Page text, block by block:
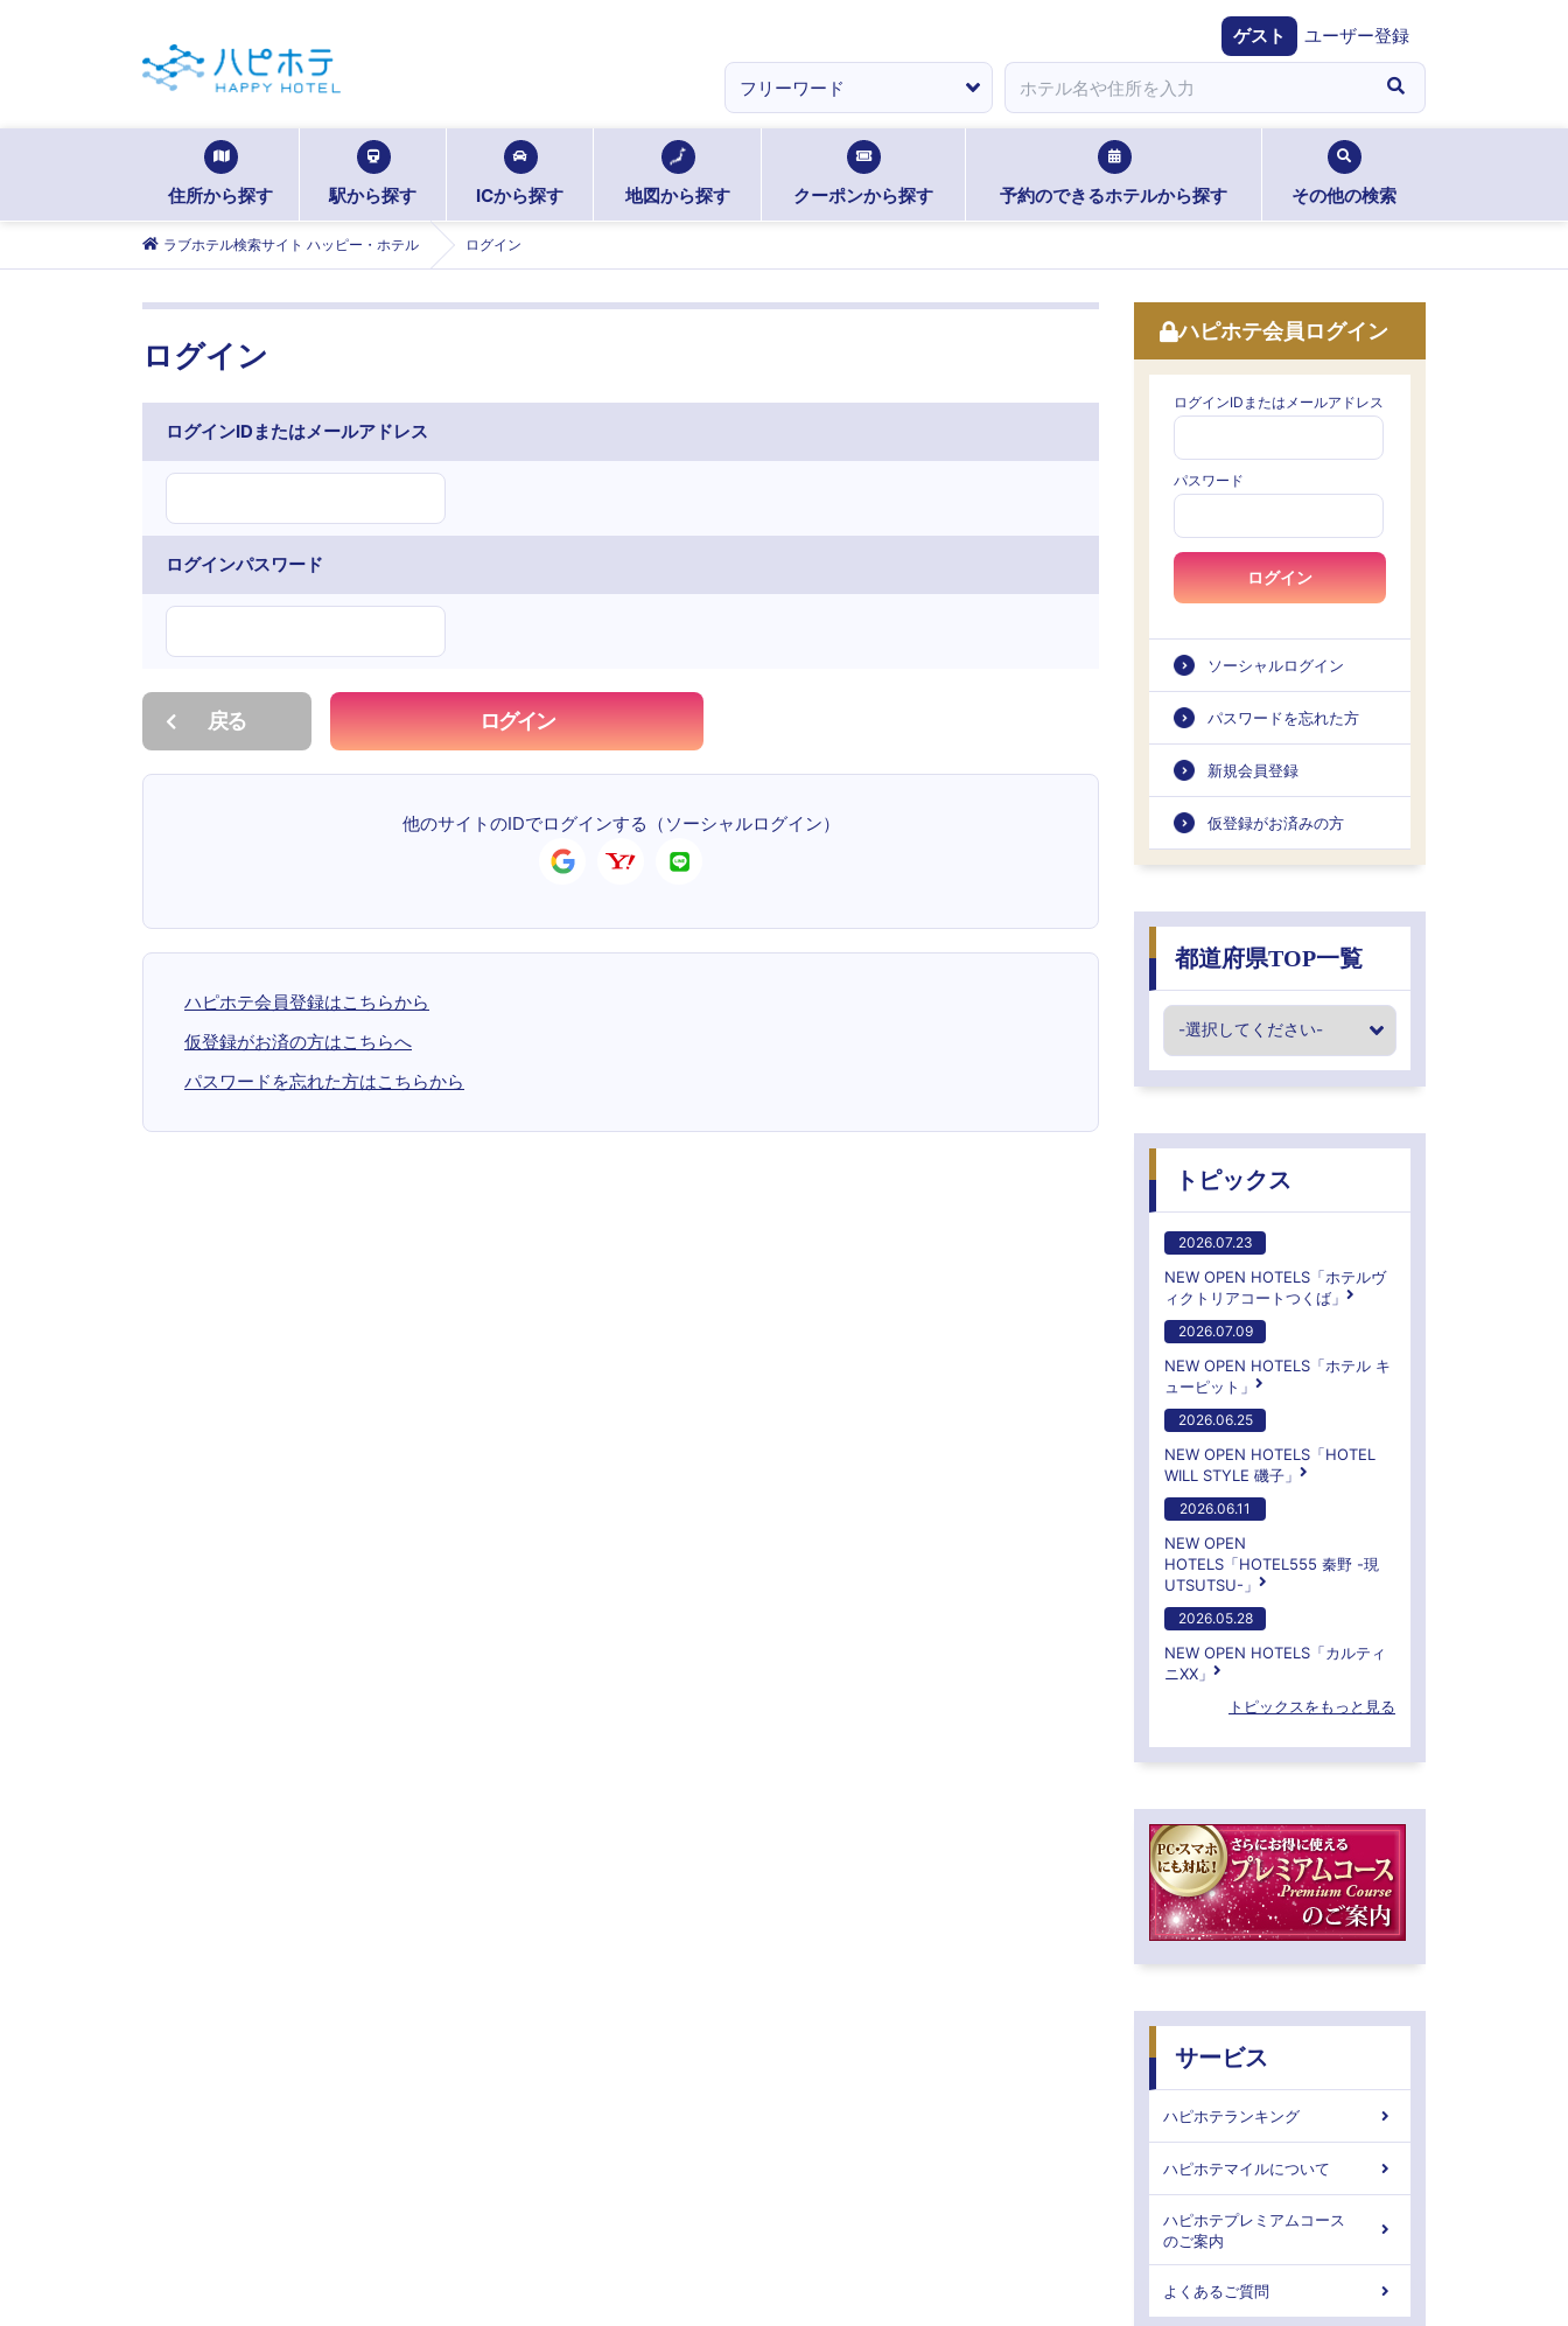
ゲスト ユーザー登録
住所から探す 駅から探す ICから探す 地図から探す クーポンから探す 予約のできるホテルから探す その他の検索
ラブホテル検索サイト ハッピー・ホテル ログイン
ログイン
ログインIDまたはメールアドレス
ログインパスワード
戻る ログイン
他のサイトのIDでログインする （ソーシャルログイン）
ハピホテ会員登録はこちらから
仮登録がお済の方はこちらへ
パスワードを忘れた方はこちらから
ハピホテ会員ログイン
ログインIDまたはメールアドレス
パスワード
ログイン
ソーシャルログイン
パスワードを忘れた方
新規会員登録
仮登録がお済みの方
都道府県TOP一覧
トピックス
2026.07.23
NEW OPEN HOTELS「ホテルヴ
ィクトリアコートつくば」
2026.07.09
NEW OPEN HOTELS「ホテル キ
ューピット」
2026.06.25
NEW OPEN HOTELS「HOTEL
WILL STYLE 磯子」
2026.06.11
NEW OPEN
HOTELS「HOTEL555 秦野 -現
UTSUTSU-」
2026.05.28
NEW OPEN HOTELS「カルティ
ニXX」
トピックスをもっと見る
サービス
ハピホテランキング
ハピホテマイルについて
ハピホテプレミアムコース
のご案内
よくあるご質問